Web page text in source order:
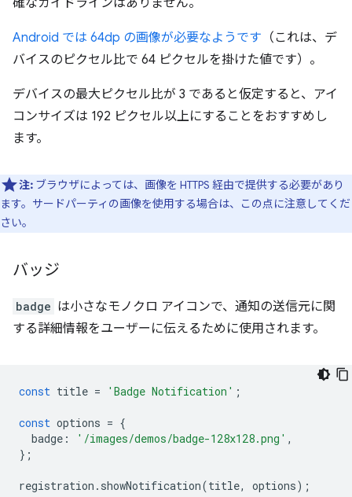
Android では 64dp の画像が必要なようです （これは、デ
バイスのピクセル比で 64 ピクセルを掛けた値です）。
デバイスの最大ピクセル比が 3 であると仮定すると、アイ
コンサイズは 192 ピクセル以上にすることをおすすめし
ます。
注: ブラウザによっては、画像を HTTPS 経由で提供する必要があり
ます。サードパーティの画像を使用する場合は、この点に注意してくだ
さい。
バッジ
badge は小さなモノクロ アイコンで、通知の送信元に関
する詳細情報をユーザーに伝えるために使用されます。
const title = 'Badge Notification' ;
const options = {
badge : '/images/demos/badge-128x128.png' ,
};
registration . showNotification(title, options);